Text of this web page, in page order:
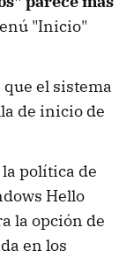
"Inicio"
el sistema
de inicio de
política de
Hello
la opción de
en los